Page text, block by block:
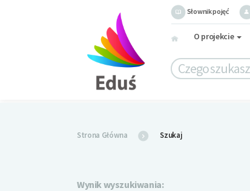
Słownik pojęć
O projekcie
Strona Główna Szukaj
Wynik wyszukiwania: